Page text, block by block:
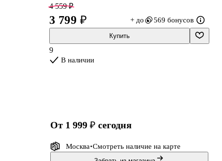
4 559 ₽
3 799 ₽ + до 569 бонусов
Купить
9
В наличии
от 1 999 ₽ сегодня
Москва Смотреть наличие на карте